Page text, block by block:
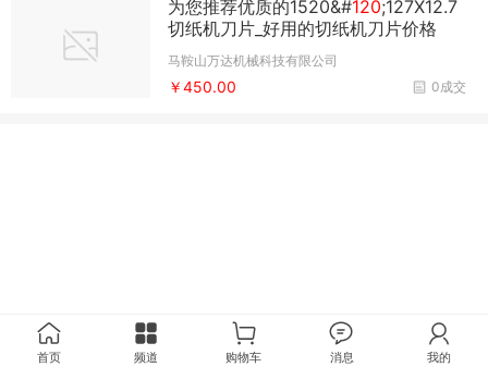
为您推荐优质的1520&#120;127X12.7
切纸机刀片_好用的切纸机刀片价格
马鞍山万达机械科技有限公司
0成交
￥450.00
首页 频道 购物车 消息 我的